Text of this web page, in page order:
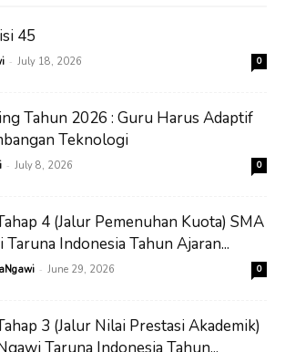
45
- July 18, 2026 0
Tahun 2026 : Guru Harus Adaptif
Teknologi
- July 8, 2026 0
4 (Jalur Pemenuhan Kuota) SMA
Indonesia Tahun Ajaran...
- June 29, 2026 0
3 (Jalur Nilai Prestasi Akademik)
Taruna Indonesia Tahun...